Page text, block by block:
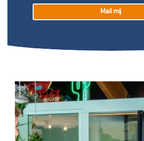
Mail mij